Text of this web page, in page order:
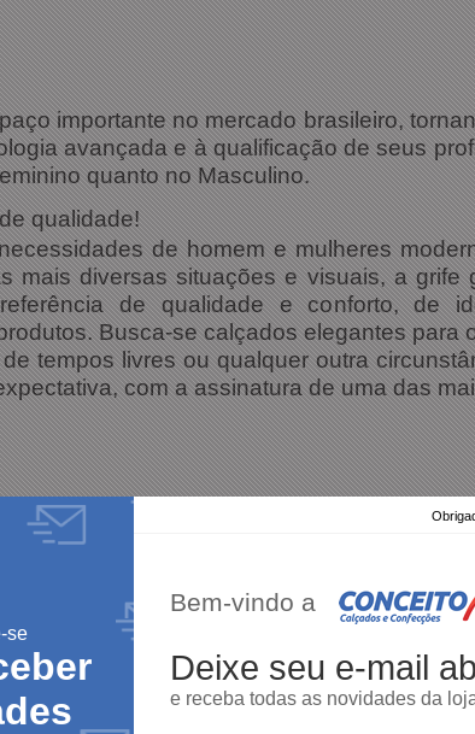
se
Bem-vindo a
Deixe seu e-mail
e receba todas as novidades da
importante no mercado brasileiro,
avançada e à qualificação de seus
quanto no Masculino.
qualidade!
de homem e mulheres
mais diversas situações e visuais, a
de qualidade e conforto, de
Busca-se calçados elegantes para
tempos livres ou qualquer outra
com a assinatura de uma das
por nós!
da nossa loja. 100%